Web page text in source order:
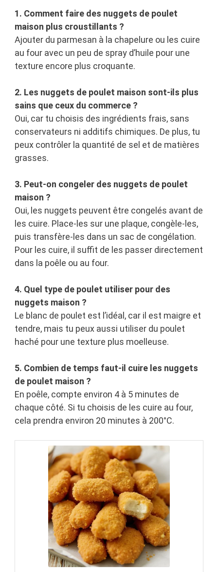
1. Comment faire des nuggets de poulet
maison plus croustillants ?
Ajouter du parmesan à la chapelure ou les cuire
au four avec un peu de spray d’huile pour une
texture encore plus croquante.
2. Les nuggets de poulet maison sont-ils plus
sains que ceux du commerce ?
Oui, car tu choisis des ingrédients frais, sans
conservateurs ni additifs chimiques. De plus, tu
peux contrôler la quantité de sel et de matières
grasses.
3. Peut-on congeler des nuggets de poulet
maison ?
Oui, les nuggets peuvent être congelés avant de
les cuire. Place-les sur une plaque, congèle-les,
puis transfère-les dans un sac de congélation.
Pour les cuire, il suffit de les passer directement
dans la poêle ou au four.
4. Quel type de poulet utiliser pour des
nuggets maison ?
Le blanc de poulet est l’idéal, car il est maigre et
tendre, mais tu peux aussi utiliser du poulet
haché pour une texture plus moelleuse.
5. Combien de temps faut-il cuire les nuggets
de poulet maison ?
En poêle, compte environ 4 à 5 minutes de
chaque côté. Si tu choisis de les cuire au four,
cela prendra environ 20 minutes à 200°C.